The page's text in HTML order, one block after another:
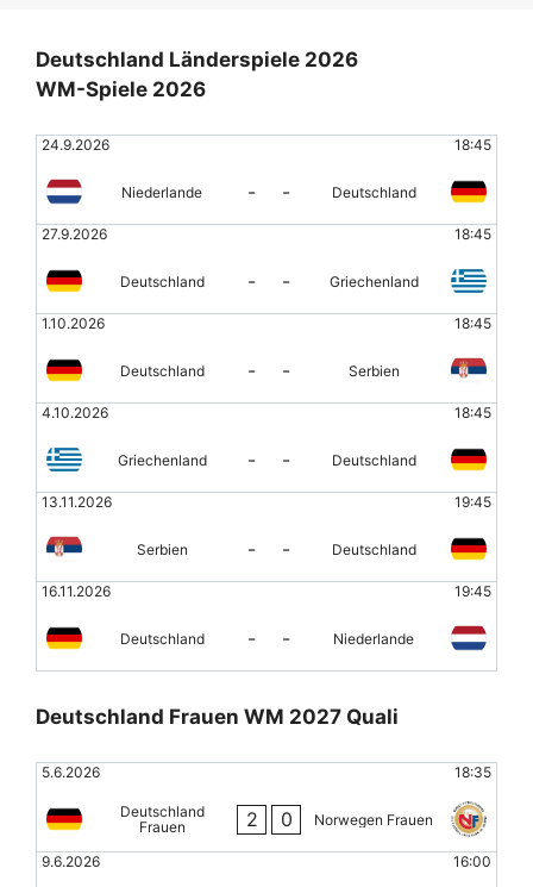
Deutschland Länderspiele 2026
WM-Spiele 2026
24.9.2026 18:45
Niederlande - - Deutschland
27.9.2026 18:45
Deutschland - - Griechenland
1.10.2026 18:45
Deutschland - - Serbien
4.10.2026 18:45
Griechenland - - Deutschland
13.11.2026 19:45
Serbien - - Deutschland
16.11.2026 19:45
Deutschland - - Niederlande
Deutschland Frauen WM 2027 Quali
5.6.2026 18:35
Deutschland
Frauen
2 0 Norwegen Frauen
9.6.2026 16:00